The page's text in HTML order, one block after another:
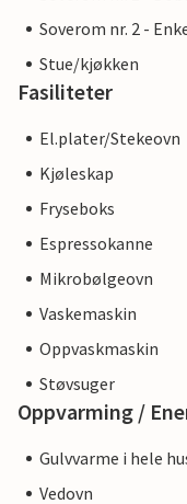
Soverom nr. 2 -
Stue/kjøkken
Fasiliteter
El.plater/Stekeovn
Kjøleskap
Fryseboks
Espressokanne
Mikrobølgeovn
Vaskemaskin
Oppvaskmaskin
Støvsuger
Oppvarming /
Gulvvarme i hele
Vedovn